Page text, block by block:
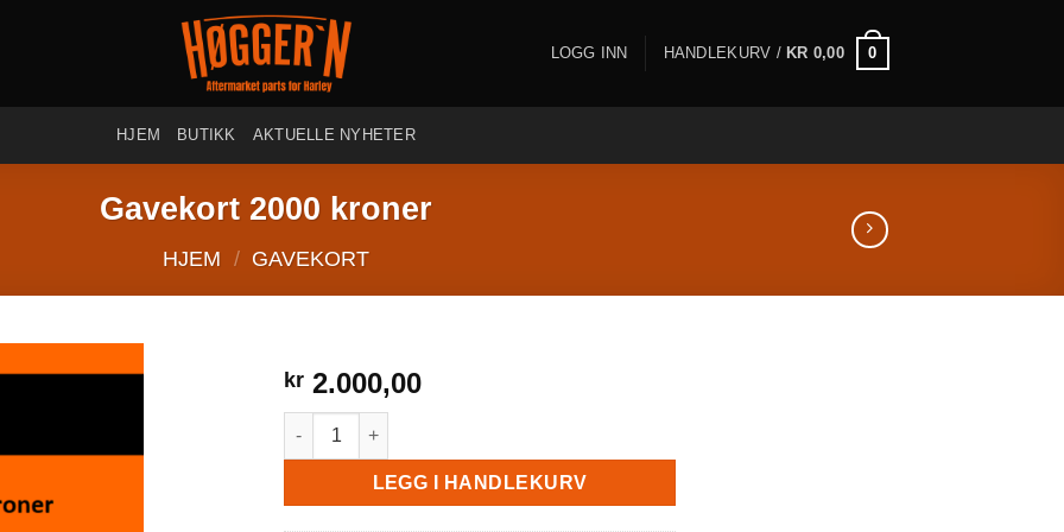
LOGG INN HANDLEKURV / KR 0,00 0
HJEM BUTIKK AKTUELLE NYHETER
Gavekort 2000 kroner
HJEM / GAVEKORT
kr 2.000,00
Gavekort 2000 kroner antall
LEGG I HANDLEKURV